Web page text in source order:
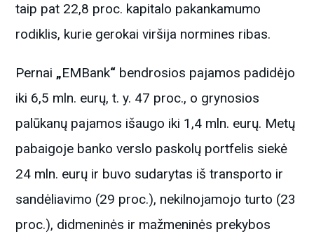
taip pat 22,8 proc. kapitalo pakankamumo
rodiklis, kurie gerokai viršija normines ribas.
Pernai „EMBank“ bendrosios pajamos padidėjo
iki 6,5 mln. eurų, t. y. 47 proc., o grynosios
palūkanų pajamos išaugo iki 1,4 mln. eurų. Metų
pabaigoje banko verslo paskolų portfelis siekė
24 mln. eurų ir buvo sudarytas iš transporto ir
sandėliavimo (29 proc.), nekilnojamojo turto (23
proc.), didmeninės ir mažmeninės prekybos